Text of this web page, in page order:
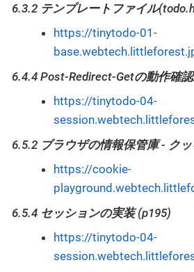
6.3.2 テンプレートファイル
https://tinytodo-01-
6.4.4 Post-Redirect-Getの動作確
https://tinytodo-04-
6.5.2 ブラウザの情報保管庫 - ク
https://cookie-
6.5.4 セッションの実装 (p195)
https://tinytodo-04-